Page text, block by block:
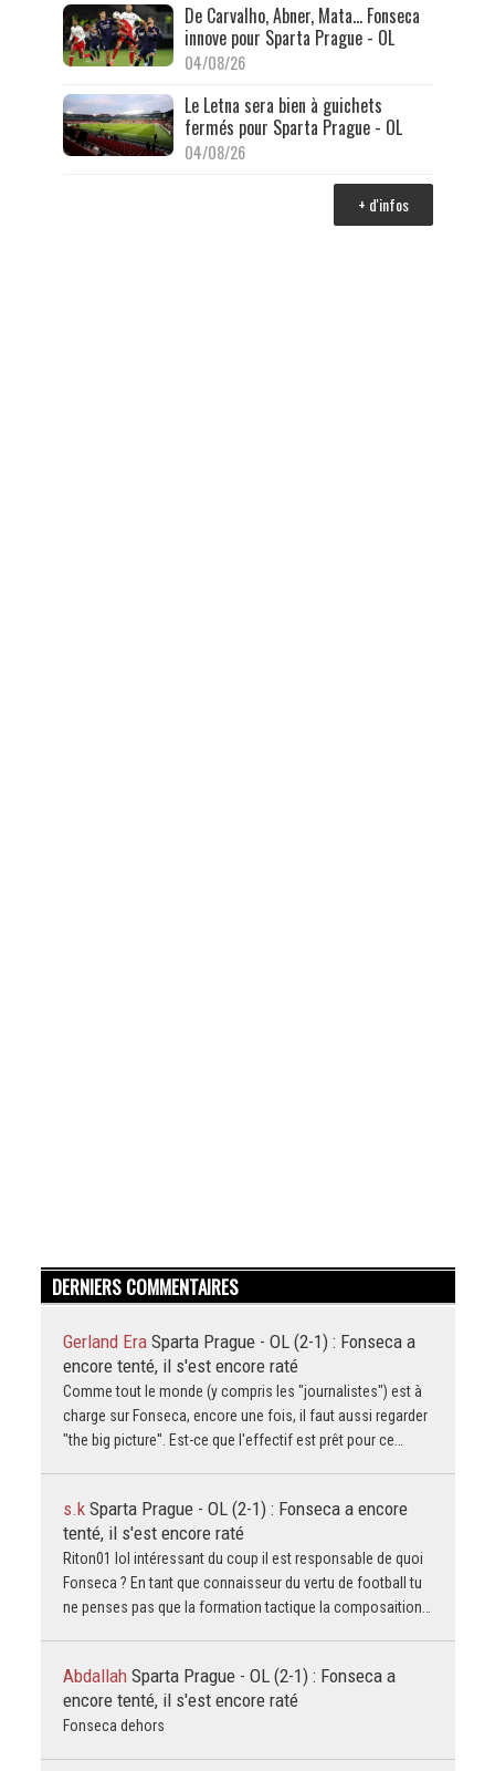
De Carvalho, Abner, Mata… Fonseca
innove pour Sparta Prague - OL
04/08/26
Le Letna sera bien à guichets
fermés pour Sparta Prague - OL
04/08/26
+ d'infos
DERNIERS COMMENTAIRES
Gerland Era Sparta Prague - OL (2-1) : Fonseca a
encore tenté, il s'est encore raté
Comme tout le monde (y compris les "journalistes") est à
charge sur Fonseca, encore une fois, il faut aussi regarder
"the big picture''. Est-ce que l'effectif est prêt pour ce…
s.k Sparta Prague - OL (2-1) : Fonseca a encore
tenté, il s'est encore raté
Riton01 lol intéressant du coup il est responsable de quoi
Fonseca ? En tant que connaisseur du vertu de football tu
ne penses pas que la formation tactique la composaition…
Abdallah Sparta Prague - OL (2-1) : Fonseca a
encore tenté, il s'est encore raté
Fonseca dehors